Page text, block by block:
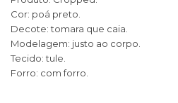
Cor: poá preto.
Decote: tomara que caia.
Modelagem: justo ao corpo.
Tecido: tule.
Forro: com forro.